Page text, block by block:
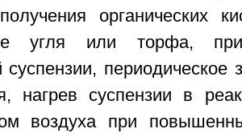
органических
угля или торфа,
периодическое
нагрев суспензии в
воздуха при